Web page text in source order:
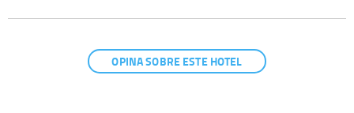
OPINA SOBRE ESTE HOTEL